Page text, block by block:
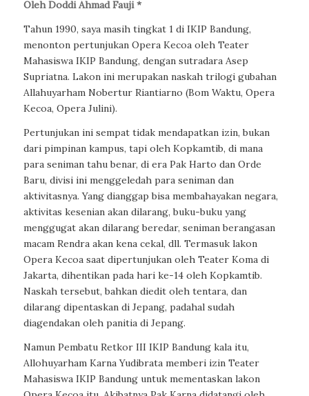
Oleh Doddi Ahmad Fauji *
Tahun 1990, saya masih tingkat 1 di IKIP Bandung,
menonton pertunjukan Opera Kecoa oleh Teater
Mahasiswa IKIP Bandung, dengan sutradara Asep
Supriatna. Lakon ini merupakan naskah trilogi gubahan
Allahuyarham Nobertur Riantiarno (Bom Waktu, Opera
Kecoa, Opera Julini).
Pertunjukan ini sempat tidak mendapatkan izin, bukan
dari pimpinan kampus, tapi oleh Kopkamtib, di mana
para seniman tahu benar, di era Pak Harto dan Orde
Baru, divisi ini menggeledah para seniman dan
aktivitasnya. Yang dianggap bisa membahayakan negara,
aktivitas kesenian akan dilarang, buku-buku yang
menggugat akan dilarang beredar, seniman berangasan
macam Rendra akan kena cekal, dll. Termasuk lakon
Opera Kecoa saat dipertunjukan oleh Teater Koma di
Jakarta, dihentikan pada hari ke-14 oleh Kopkamtib.
Naskah tersebut, bahkan diedit oleh tentara, dan
dilarang dipentaskan di Jepang, padahal sudah
diagendakan oleh panitia di Jepang.
Namun Pembatu Retkor III IKIP Bandung kala itu,
Allohuyarham Karna Yudibrata memberi izin Teater
Mahasiswa IKIP Bandung untuk mementaskan lakon